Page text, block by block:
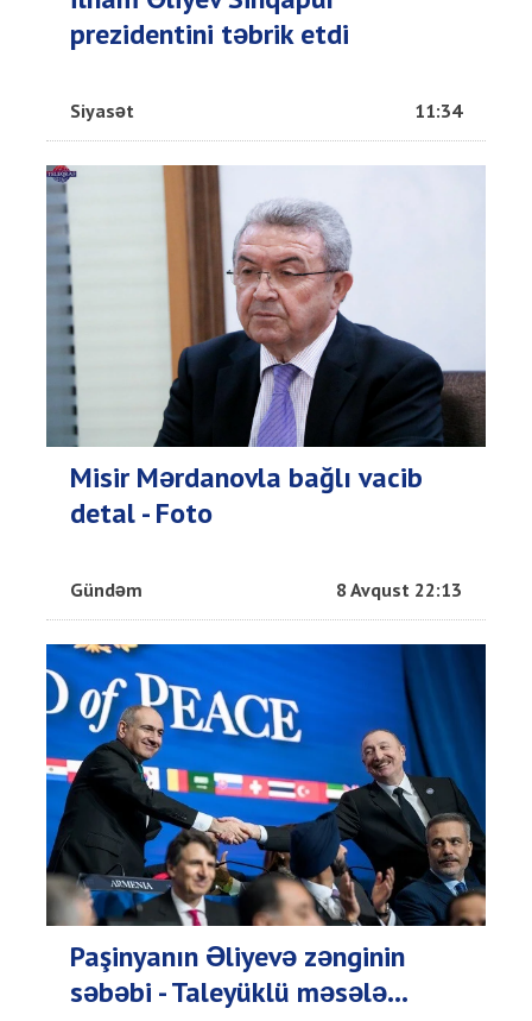
prezidentini təbrik etdi
Siyasət 11:34
Misir Mərdanovla bağlı vacib
detal - Foto
Gündəm 8 Avqust 22:13
Paşinyanın Əliyevə zənginin
səbəbi - Taleyüklü məsələ...